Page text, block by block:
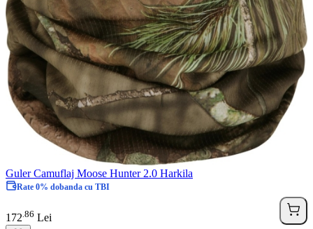
Guler Camuflaj Moose Hunter 2.0 Harkila
Rate 0% dobanda cu TBI
172 86 Lei